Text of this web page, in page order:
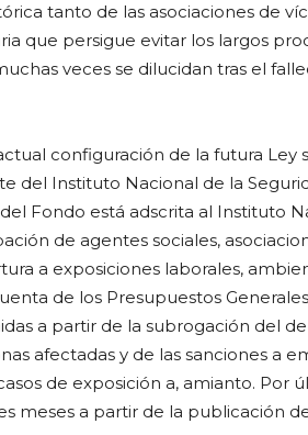
tanto de las asociaciones de
que persigue evitar los largos
veces se dilucidan tras el
configuración de la futura Ley
del Instituto Nacional de la
Fondo está adscrita al Instituto
de agentes sociales,
a exposiciones laborales,
de los Presupuestos
a partir de la subrogación del
afectadas y de las sanciones a
de exposición a, amianto. Por
meses a partir de la publicación